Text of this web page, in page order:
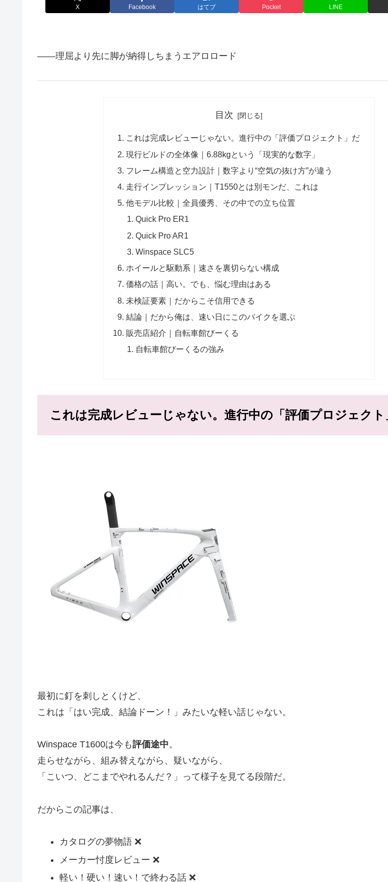
X Facebook はてブ Pocket LINE
――理屈より先に脚が納得しちまうエアロロード
目次
これは完成レビューじゃない。進行中の「評価プロジェクト」だ
現行ビルドの全体像｜6.88kgという「現実的な数字」
フレーム構造と空力設計｜数字より“空気の抜け方”が違う
走行インプレッション｜T1550とは別モンだ、これは
他モデル比較｜全員優秀、その中での立ち位置
Quick Pro ER1
Quick Pro AR1
Winspace SLC5
ホイールと駆動系｜速さを裏切らない構成
価格の話｜高い。でも、悩む理由はある
未検証要素｜だからこそ信用できる
結論｜だから俺は、速い日にこのバイクを選ぶ
販売店紹介｜自転車館びーくる
自転車館びーくるの強み
これは完成レビューじゃない。進行中の「評価プロジェクト
最初に釘を刺しとくけど、
これは「はい完成、結論ドーン！」みたいな軽い話じゃない。
Winspace T1600は今も評価途中。
走らせながら、組み替えながら、疑いながら、
「こいつ、どこまでやれるんだ？」って様子を見てる段階だ。
だからこの記事は、
カタログの夢物語 ❌
メーカー忖度レビュー ❌
軽い！硬い！速い！で終わる話 ❌